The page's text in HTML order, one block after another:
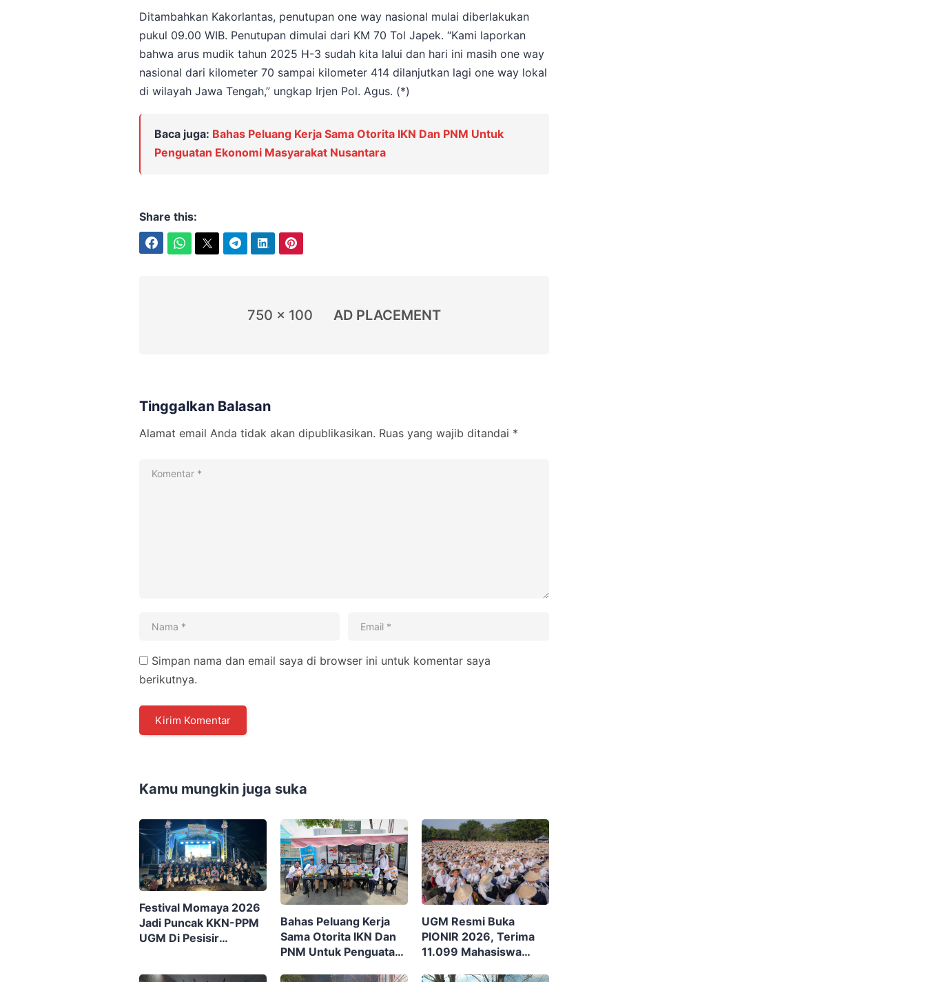
Ditambahkan Kakorlantas, penutupan one way nasional mulai diberlakukan
pukul 09.00 WIB. Penutupan dimulai dari KM 70 Tol Japek. “Kami laporkan
bahwa arus mudik tahun 2025 H-3 sudah kita lalui dan hari ini masih one way
nasional dari kilometer 70 sampai kilometer 414 dilanjutkan lagi one way lokal
di wilayah Jawa Tengah,” ungkap Irjen Pol. Agus. (*)
Baca juga: Bahas Peluang Kerja Sama Otorita IKN Dan PNM Untuk
Penguatan Ekonomi Masyarakat Nusantara
Share this:
750 x 100 AD PLACEMENT
Tinggalkan Balasan
Alamat email Anda tidak akan dipublikasikan. Ruas yang wajib ditandai *
Simpan nama dan email saya di browser ini untuk komentar saya
berikutnya.
Kamu mungkin juga suka
Festival Momaya 2026
Jadi Puncak KKN-PPM
UGM Di Pesisir
Bahas Peluang Kerja
Sama Otorita IKN Dan
PNM Untuk Penguatan
UGM Resmi Buka
PIONIR 2026, Terima
11.099 Mahasiswa